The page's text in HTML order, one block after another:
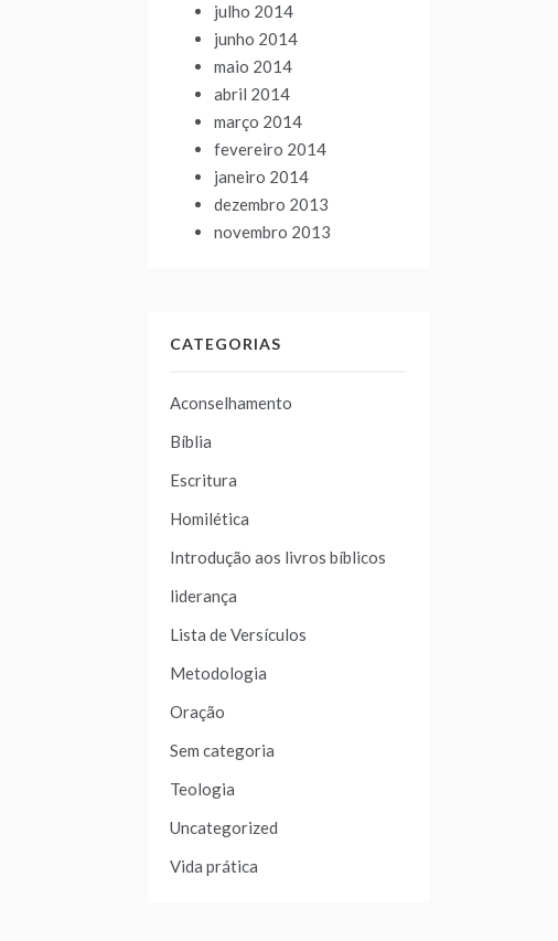
julho 2014
junho 2014
maio 2014
abril 2014
março 2014
fevereiro 2014
janeiro 2014
dezembro 2013
novembro 2013
CATEGORIAS
Aconselhamento
Bíblia
Escritura
Homilética
Introdução aos livros bíblicos
liderança
Lista de Versículos
Metodologia
Oração
Sem categoria
Teologia
Uncategorized
Vida prática